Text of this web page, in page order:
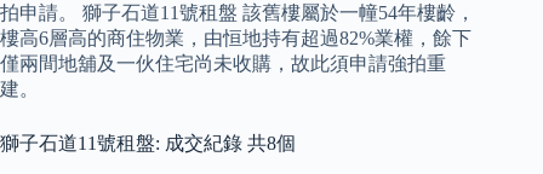
拍申請。 獅子石道11號租盤 該舊樓屬於一幢54年樓齡，
樓高6層高的商住物業，由恒地持有超過82%業權，餘下
僅兩間地舖及一伙住宅尚未收購，故此須申請強拍重
建。
獅子石道11號租盤: 成交紀錄 共8個